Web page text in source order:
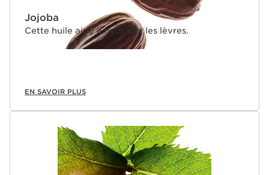
Jojoba
Cette huile aide à hydrater les lèvres.
EN SAVOIR PLUS